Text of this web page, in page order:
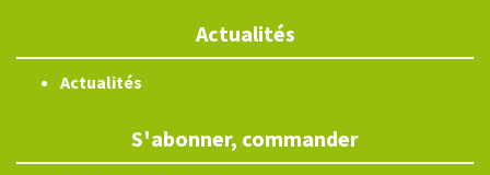
Actualités
Actualités
S'abonner, commander